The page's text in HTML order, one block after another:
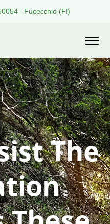
- Fucecchio (FI)
The